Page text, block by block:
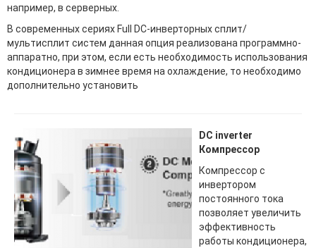
например, в серверных.
В современных сериях Full DC-инверторных сплит/
мультисплит систем данная опция реализована программно-
аппаратно, при этом, если есть необходимость использования
кондиционера в зимнее время на охлаждение, то необходимо
дополнительно установить
DC inverter
Компрессор
Компрессор с
инвертором
постоянного тока
позволяет увеличить
эффективность
работы кондиционера,